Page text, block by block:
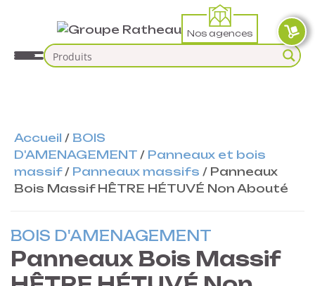
Nos agences
Accueil / BOIS
D'AMENAGEMENT / Panneaux et bois
massif/ Panneaux massifs / Panneaux
Bois Massif HÊTRE HÉTUVÉ Non Abouté
BOIS D'AMENAGEMENT
Panneaux Bois Massif